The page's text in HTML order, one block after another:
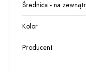
Średnica - na
Kolor
Producent